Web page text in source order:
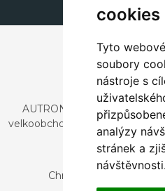
cookies
Tyto
soubory
nástroje s
analýzy
stránek a
návštěvnosti.
AUTRONIC, s.r.o. je
velkoobchodním prodejem
a
Česká
Chrustenice 270, 267